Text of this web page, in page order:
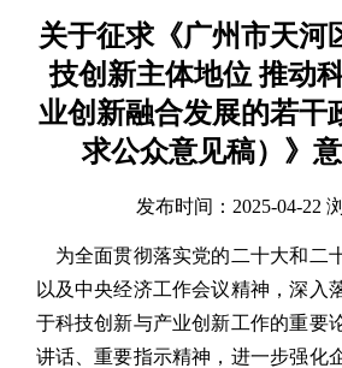
关于征求《广州市天河
技创新主体地位 推动
业创新融合发展的若干
求公众意见稿）》
发布时间：2025-04-22
为全面贯彻落实党的二十大和二
以及中央经济工作会议精神，深入
于科技创新与产业创新工作的重要
讲话、重要指示精神，进一步强化